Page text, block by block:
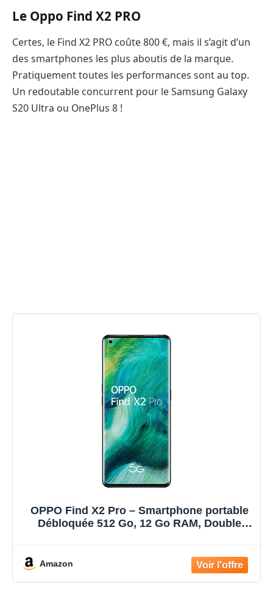
Le Oppo Find X2 PRO
Certes, le Find X2 PRO coûte 800 €, mais il s’agit d’un
des smartphones les plus aboutis de la marque.
Pratiquement toutes les performances sont au top.
Un redoutable concurrent pour le Samsung Galaxy
S20 Ultra ou OnePlus 8 !
OPPO Find X2 Pro – Smartphone portable
Débloquée 512 Go, 12 Go RAM, Double
Amazon